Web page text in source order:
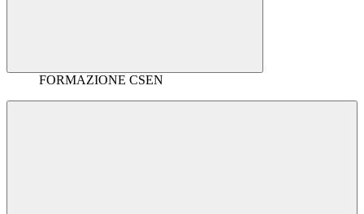
FORMAZIONE CSEN